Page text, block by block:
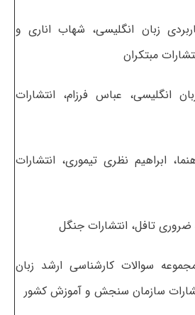
زبان انگلیسی، شهاب اناری و
مبتکران
انگلیسی، عباس فرزام، انتشارات
ابراهیم نظری تیموری، انتشارات
سوالات کارشناسی ارشد زبان
سازمان سنجش و آموزش کشور